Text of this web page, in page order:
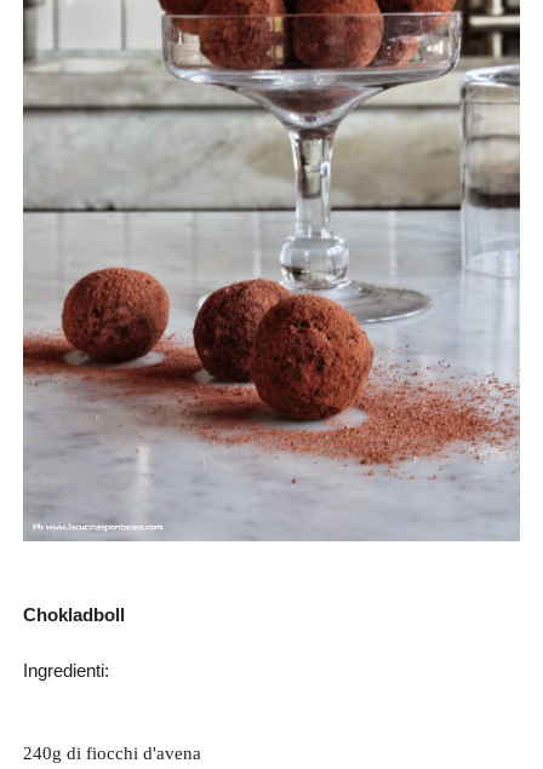
Chokladboll
Ingredienti:
240g di fiocchi d'avena